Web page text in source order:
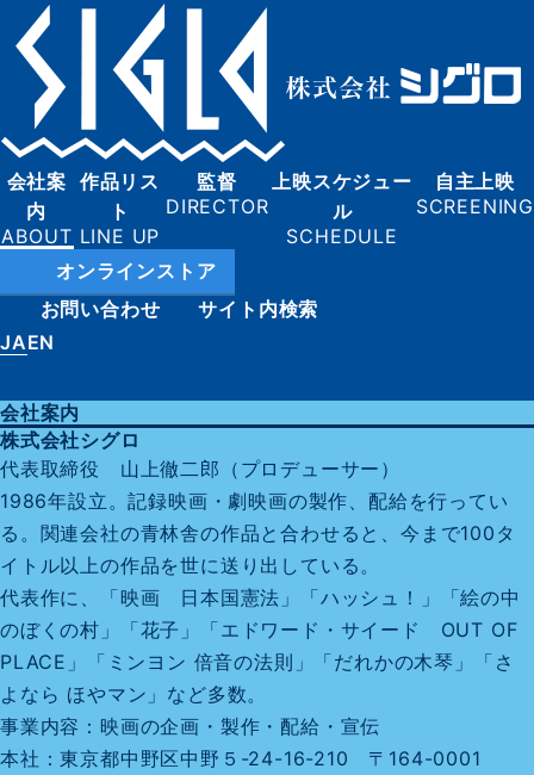
会社案
内
作品リス
ト
監督
上映スケジュー
ル
自主上映
オンラインストア
お問い合わせ
サイト内検索
JAEN
会社案内
株式会社シグロ
代表取締役 山上徹二郎（プロデューサー）
1986年設立。記録映画・劇映画の製作、配給を行ってい
る。関連会社の青林舎の作品と合わせると、今まで100タ
イトル以上の作品を世に送り出している。
代表作に、「映画 日本国憲法」「ハッシュ！」「絵の中
のぼくの村」「花子」「エドワード・サイード OUT OF
PLACE」「ミンヨン 倍音の法則」「だれかの木琴」「さ
よなら ほやマン」など多数。
事業内容：映画の企画・製作・配給・宣伝
本社：東京都中野区中野５-24-16-210 〒164-0001